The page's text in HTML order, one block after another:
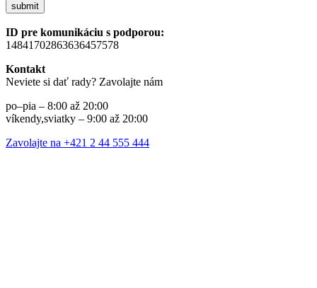
submit
ID pre komunikáciu s podporou:
14841702863636457578
Kontakt
Neviete si dať rady? Zavolajte nám
po–pia – 8:00 až 20:00
víkendy,sviatky – 9:00 až 20:00
Zavolajte na +421 2 44 555 444